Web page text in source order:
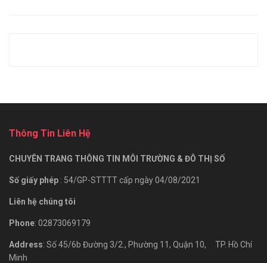
Thông Tin Liên Hệ
CHUYÊN TRANG THÔNG TIN MÔI TRƯỜNG & ĐÔ THỊ SỐ
Số giấy phép : 54/GP-STTTT cấp ngày 04/08/2021
Liên hệ chúng tôi
Phone: 02873069179
Address: Số 45/6b Đường 3/2., Phường 11, Quận 10, TP. Hồ Chí
Minh